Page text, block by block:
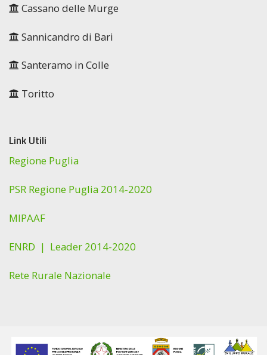
Cassano delle Murge
Sannicandro di Bari
Santeramo in Colle
Toritto
Link Utili
Regione Puglia
PSR Regione Puglia 2014-2020
MIPAAF
ENRD | Leader 2014-2020
Rete Rurale Nazionale